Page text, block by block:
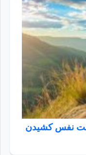
نفس کشیدن